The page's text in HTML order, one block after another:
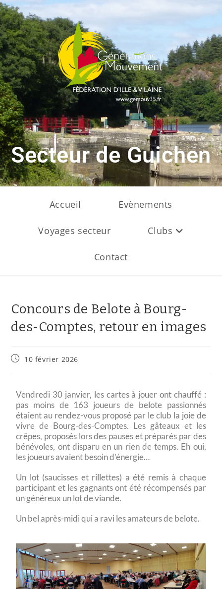
Secteur de Guichen
Accueil Evènements
Voyages secteur Clubs
Contact
Concours de Belote à Bourg-
des-Comptes, retour en images
10 février 2026
Vendredi 30 janvier, les cartes à jouer ont chauffé :
pas moins de 163 joueurs de belote passionnés
étaient au rendez-vous proposé par le club la joie de
vivre de Bourg-des-Comptes. Les gâteaux et les
crêpes, proposés lors des pauses et préparés par des
bénévoles, ont disparu en un rien de temps. Eh oui,
les joueurs avaient besoin d’énergie…
Un lot (saucisses et rillettes) a été remis à chaque
participant et les gagnants ont été récompensés par
un généreux un lot de viande.
Un bel après-midi qui a ravi les amateurs de belote.